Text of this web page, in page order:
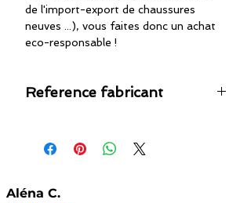
de l'import-export de chaussures
neuves ...), vous faites donc un achat
eco-responsable !
Reference fabricant
Aléna C.